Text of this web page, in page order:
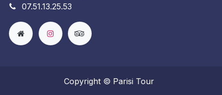
07.51.13.25.53
Copyright © Parisi Tour